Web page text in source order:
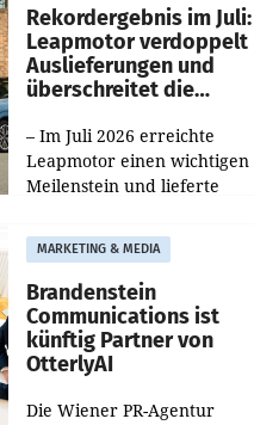
Rekordergebnis im Juli:
Leapmotor verdoppelt
Auslieferungen und
überschreitet die
– Im Juli 2026 erreichte
Leapmotor einen wichtigen
Meilenstein und lieferte
aus, womit sich das Ergebnis
gegenüber Juli 2025 mehr als
verdoppelte (+102
MARKETING & MEDIA
Brandenstein
Communications ist
künftig Partner von
OtterlyAI
Die Wiener PR-Agentur